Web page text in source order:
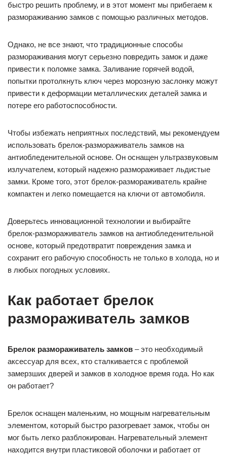
быстро решить проблему, и в этот момент мы прибегаем к
размораживанию замков с помощью различных методов.
Однако, не все знают, что традиционные способы
размораживания могут серьезно повредить замок и даже
привести к поломке замка. Заливание горячей водой,
попытки протолкнуть ключ через морозную заслонку можут
привести к деформации металлических деталей замка и
потере его работоспособности.
Чтобы избежать неприятных последствий, мы рекомендуем
использовать брелок-размораживатель замков на
антиобледенительной основе. Он оснащен ультразвуковым
излучателем, который надежно размораживает льдистые
замки. Кроме того, этот брелок-размораживатель крайне
компактен и легко помещается на ключи от автомобиля.
Доверьтесь инновационной технологии и выбирайте
брелок-размораживатель замков на антиобледенительной
основе, который предотвратит повреждения замка и
сохранит его рабочую способность не только в холода, но и
в любых погодных условиях.
Как работает брелок
размораживатель замков
Брелок размораживатель замков – это необходимый
аксессуар для всех, кто сталкивается с проблемой
замерзших дверей и замков в холодное время года. Но как
он работает?
Брелок оснащен маленьким, но мощным нагревательным
элементом, который быстро разогревает замок, чтобы он
мог быть легко разблокирован. Нагревательный элемент
находится внутри пластиковой оболочки и работает от